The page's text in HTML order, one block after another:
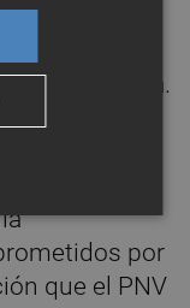
de 2021 se
y
la industria.
de la
por
que el PNV